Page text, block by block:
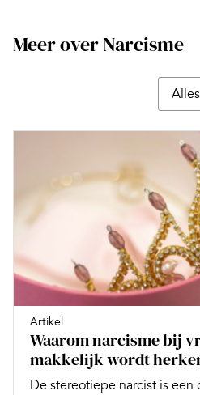
Meer over Narcisme
Filter
Artikel
Waarom narcisme bij
makkelijk wordt
De stereotiepe narcist is een